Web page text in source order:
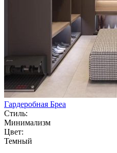
Гардеробная Бреа
Стиль:
Минимализм
Цвет:
Темный